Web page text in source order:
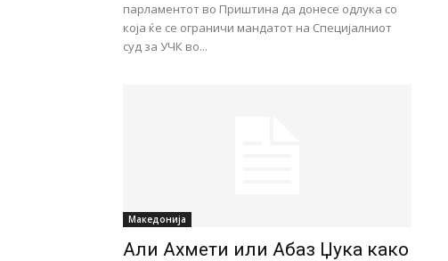
парламентот во Приштина да донесе одлука со
која ќе се ограничи мандатот на Специјалниот
суд за УЧК во...
Македонија
Али Ахмети или Абаз Џука како